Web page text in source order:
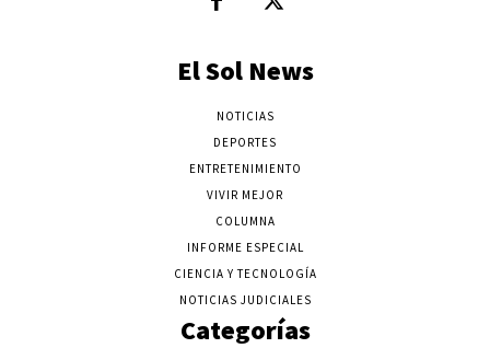
El Sol News
NOTICIAS
DEPORTES
ENTRETENIMIENTO
VIVIR MEJOR
COLUMNA
INFORME ESPECIAL
CIENCIA Y TECNOLOGÍA
NOTICIAS JUDICIALES
Categorías